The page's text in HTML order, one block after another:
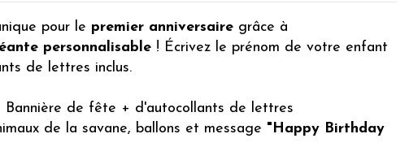
pour le premier anniversaire grâce à
personnalisable ! Écrivez le prénom de votre enfant
de lettres inclus.
Bannière de fête + d'autocollants de lettres
de la savane, ballons et message "Happy Birthday